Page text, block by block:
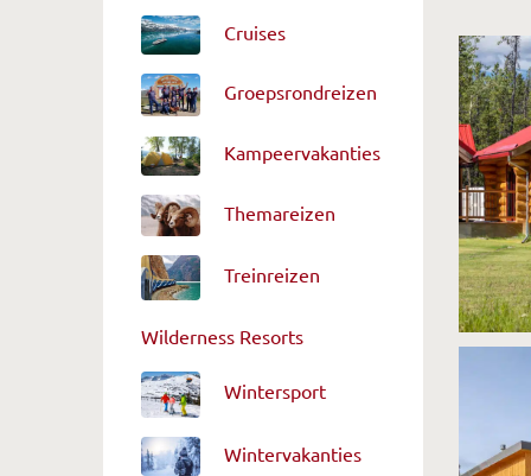
Cruises
Groepsrondreizen
Kampeervakanties
Themareizen
Treinreizen
Wilderness Resorts
Wintersport
Wintervakanties